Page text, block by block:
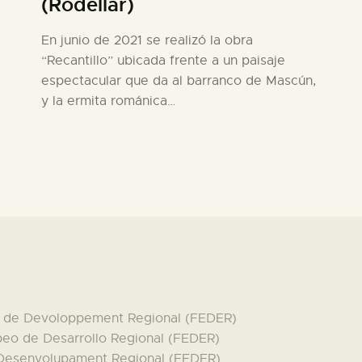
(Rodellar)
En junio de 2021 se realizó la obra
“Recantillo” ubicada frente a un paisaje
espectacular que da al barranco de Mascún,
y la ermita románica…
Devoloppement Regional (FEDER)
de Desarrollo Regional (FEDER)